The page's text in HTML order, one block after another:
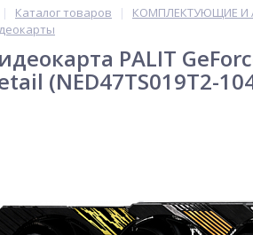
| Каталог товаров | КОМПЛЕКТУЮЩИЕ И
PALIT
(NED47TS019T2-